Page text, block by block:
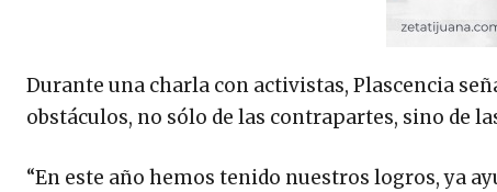
Durante una charla con activistas, Plascencia
obstáculos, no sólo de las contrapartes, sino de
“En este año hemos tenido nuestros logros, ya